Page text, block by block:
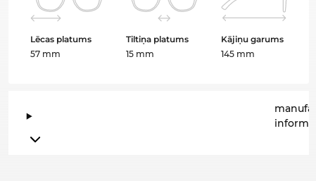
Lēcas platums
57 mm
Tiltiņa platums
15 mm
Kājiņu garums
145 mm
information